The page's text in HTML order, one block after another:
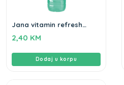
Jana vitamin refresh
2,40 KM
Dodaj u korpu